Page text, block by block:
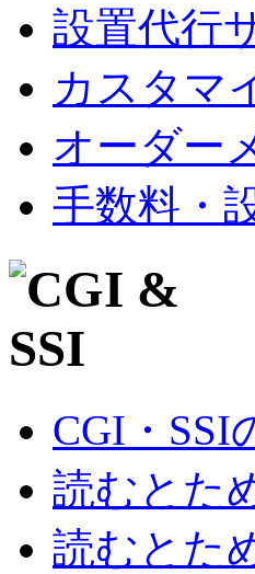
設置代行
カスタマ
オーダー
手数料・
CGI・SSI
読むとた
読むとた